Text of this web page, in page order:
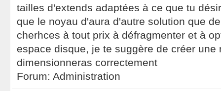
tailles d'extends adaptées à ce que tu
que le noyau d'aura d'autre solution que
cherhces à tout prix à défragmenter et à
espace disque, je te suggère de créer une
dimensionneras correctement
Forum: Administration